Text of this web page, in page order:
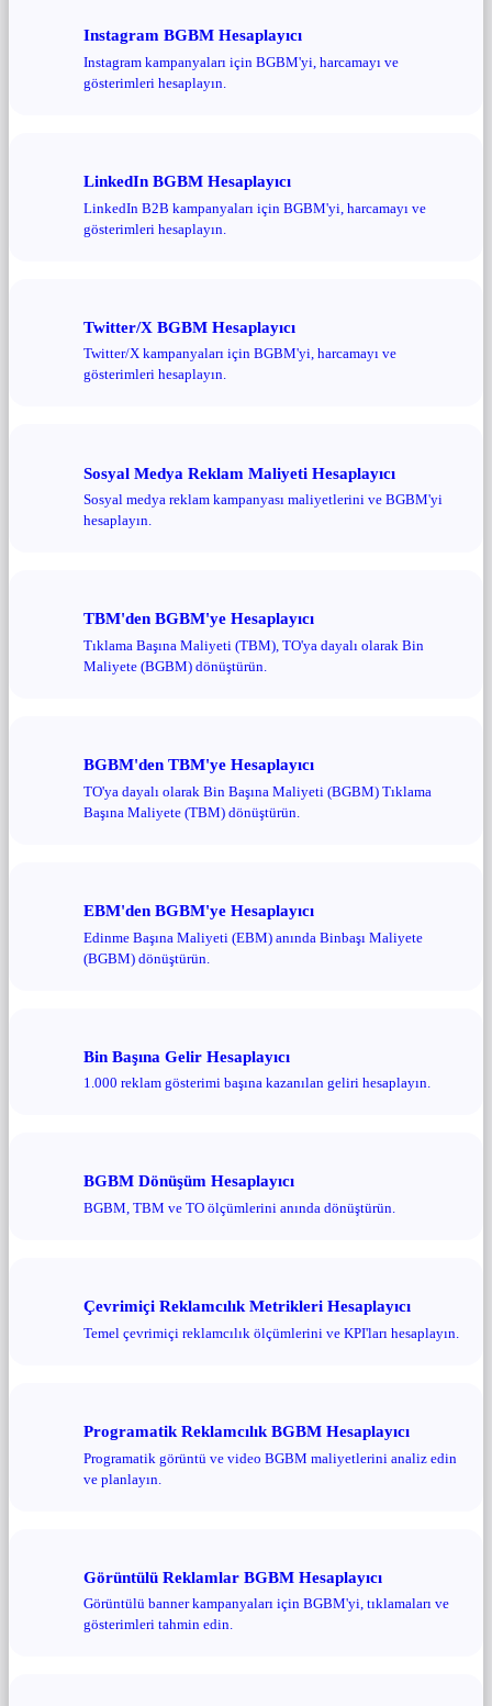
Instagram BGBM Hesaplayıcı
Instagram kampanyaları için BGBM'yi, harcamayı ve
gösterimleri hesaplayın.
LinkedIn BGBM Hesaplayıcı
LinkedIn B2B kampanyaları için BGBM'yi, harcamayı ve
gösterimleri hesaplayın.
Twitter/X BGBM Hesaplayıcı
Twitter/X kampanyaları için BGBM'yi, harcamayı ve
gösterimleri hesaplayın.
Sosyal Medya Reklam Maliyeti Hesaplayıcı
Sosyal medya reklam kampanyası maliyetlerini ve BGBM'yi
hesaplayın.
TBM'den BGBM'ye Hesaplayıcı
Tıklama Başına Maliyeti (TBM), TO'ya dayalı olarak Bin
Maliyete (BGBM) dönüştürün.
BGBM'den TBM'ye Hesaplayıcı
TO'ya dayalı olarak Bin Başına Maliyeti (BGBM) Tıklama
Başına Maliyete (TBM) dönüştürün.
EBM'den BGBM'ye Hesaplayıcı
Edinme Başına Maliyeti (EBM) anında Binbaşı Maliyete
(BGBM) dönüştürün.
Bin Başına Gelir Hesaplayıcı
1.000 reklam gösterimi başına kazanılan geliri hesaplayın.
BGBM Dönüşüm Hesaplayıcı
BGBM, TBM ve TO ölçümlerini anında dönüştürün.
Çevrimiçi Reklamcılık Metrikleri Hesaplayıcı
Temel çevrimiçi reklamcılık ölçümlerini ve KPI'ları hesaplayın.
Programatik Reklamcılık BGBM Hesaplayıcı
Programatik görüntü ve video BGBM maliyetlerini analiz edin
ve planlayın.
Görüntülü Reklamlar BGBM Hesaplayıcı
Görüntülü banner kampanyaları için BGBM'yi, tıklamaları ve
gösterimleri tahmin edin.